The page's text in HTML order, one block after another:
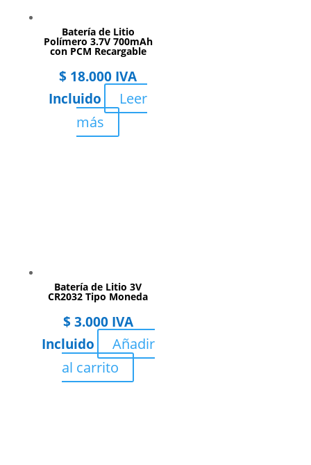
Batería de Litio
Polímero 3.7V 700mAh
con PCM Recargable
$ 18.000 IVA
Incluido
Leer
más
Batería de Litio 3V
CR2032 Tipo Moneda
$3.000 IVA
Incluido
Añadir
al carrito